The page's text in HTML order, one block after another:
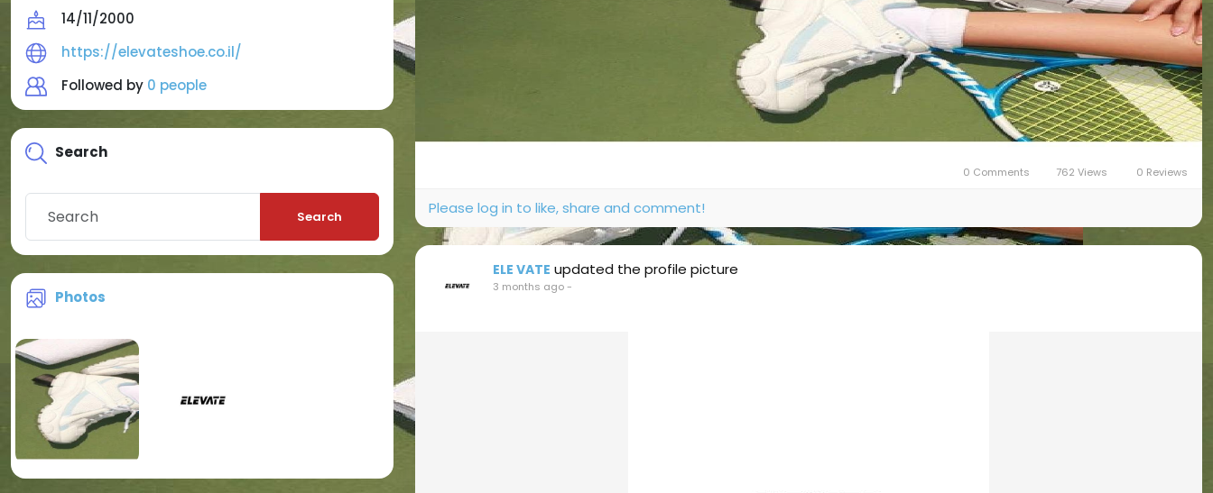
14/11/2000
https://elevateshoe.co.il/
Followed by 0 people
Search
Search
Photos
0 Comments 762 Views 0 Reviews
Please log in to like, share and comment!
ELE VATE updated the profile picture
3 months ago-